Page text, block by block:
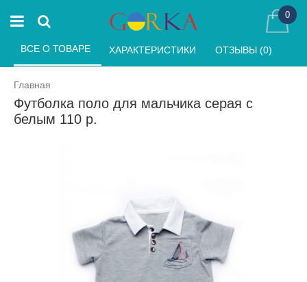
0
Главная
Футболка поло для мальчика серая с
белым 110 р.
ВСЕ О ТОВАРЕ ХАРАКТЕРИСТИКИ ОТЗЫВЫ (0)